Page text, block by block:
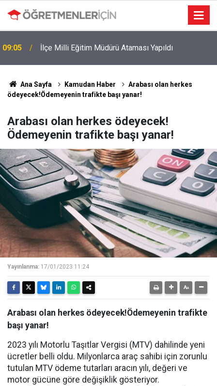
09:05 İlçe Milli Eğitim Müdürü Ataması Yapıldı
Ana Sayfa Kamudan Haber
Arabası olan herkes
ödeyecek!Ödemeyenin trafikte başı yanar!
Arabası olan herkes ödeyecek!
Ödemeyenin trafikte başı yanar!
Yayınlanma: 17/01/2023 11:24
Arabası olan herkes ödeyecek!Ödemeyenin trafikte
başı yanar!
2023 yılı Motorlu Taşıtlar Vergisi (MTV) dahilinde yeni
ücretler belli oldu. Milyonlarca araç sahibi için zorunlu
tutulan MTV ödeme tutarları aracın yılı, değeri ve
motor gücüne göre değişiklik gösteriyor.